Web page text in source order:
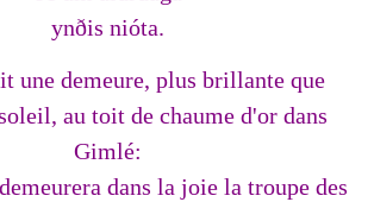
ynðis nióta.
une demeure, plus brillante que
au toit de chaume d'or dans
Gimlé:
dans la joie la troupe des